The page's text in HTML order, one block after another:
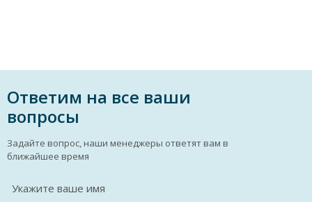
Ответим на все ваши
вопросы
Задайте вопрос, наши менеджеры ответят вам в
ближайшее время
Укажите ваше имя